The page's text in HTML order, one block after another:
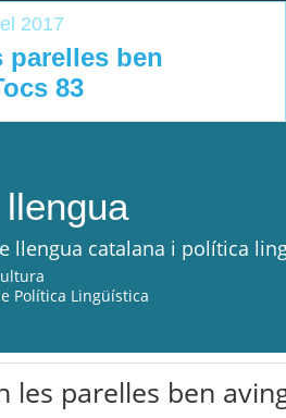
2017
parelles ben
83
llengua catalana i política
Política Lingüística
les parelles ben